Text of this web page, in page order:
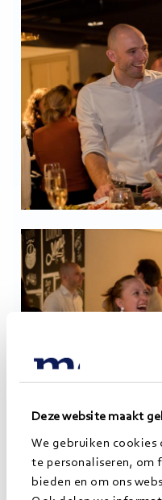
Deze website maakt
We gebruiken
te personaliseren, om
bieden en om ons